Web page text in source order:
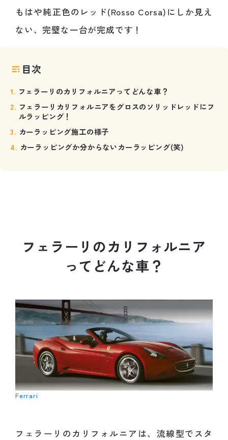
もはや純正色のレッド(Rosso Corsa)にしか見え
ない、完璧な一台が完成です！
目次
フェラーリのカリフォルニアってどんな車？
フェラーリカリフォルニアをグロスのソリッドレッドにフ
ルラッピング！
カーラッピング施工の様子
カーラッピングか分からないカーラッピング(笑)
フ ェ ラー リ のカ リ フ ォルニア
って どんな車 ？
Ferrari
フェラーリのカリフォルニアは、流線型でスタ